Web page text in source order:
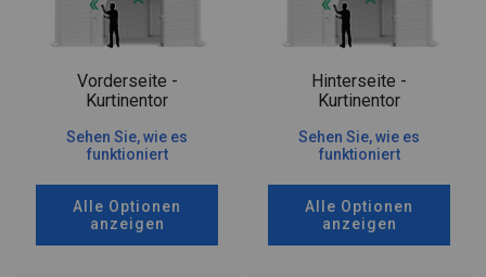
Vorderseite -
Kurtinentor
Sehen Sie, wie es
funktioniert
Alle Optionen
anzeigen
Hinterseite -
Kurtinentor
Sehen Sie, wie es
funktioniert
Alle Optionen
anzeigen